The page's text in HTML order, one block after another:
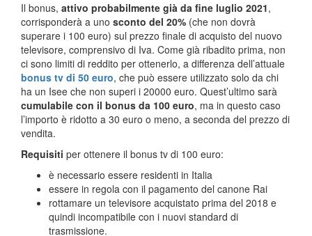
Il bonus, attivo probabilmente già da fine luglio 2021,
corrisponderà a uno sconto del 20% (che non dovrà
superare i 100 euro) sul prezzo finale di acquisto del nuovo
televisore, comprensivo di Iva. Come già ribadito prima, non
ci sono limiti di reddito per ottenerlo, a differenza dell’attuale
bonus tv di 50 euro, che può essere utilizzato solo da chi
ha un Isee che non superi i 20000 euro. Quest’ultimo sarà
cumulabile con il bonus da 100 euro, ma in questo caso
l’importo è ridotto a 30 euro o meno, a seconda del prezzo di
vendita.
Requisiti per ottenere il bonus tv di 100 euro:
è necessario essere residenti in Italia
essere in regola con il pagamento del canone Rai
rottamare un televisore acquistato prima del 2018 e
quindi incompatibile con i nuovi standard di
trasmissione.